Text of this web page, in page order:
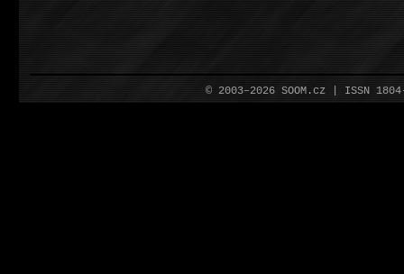
© 2003–2026 SOOM.cz | ISSN